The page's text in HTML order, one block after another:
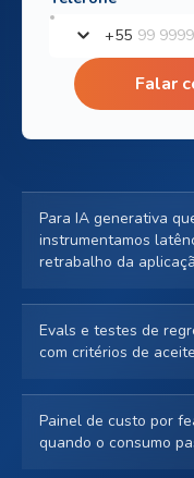
+55
Falar
Para IA generativa
instrumentamos
retrabalho da
Evals e testes de
com critérios de
Painel de custo por
quando o consumo